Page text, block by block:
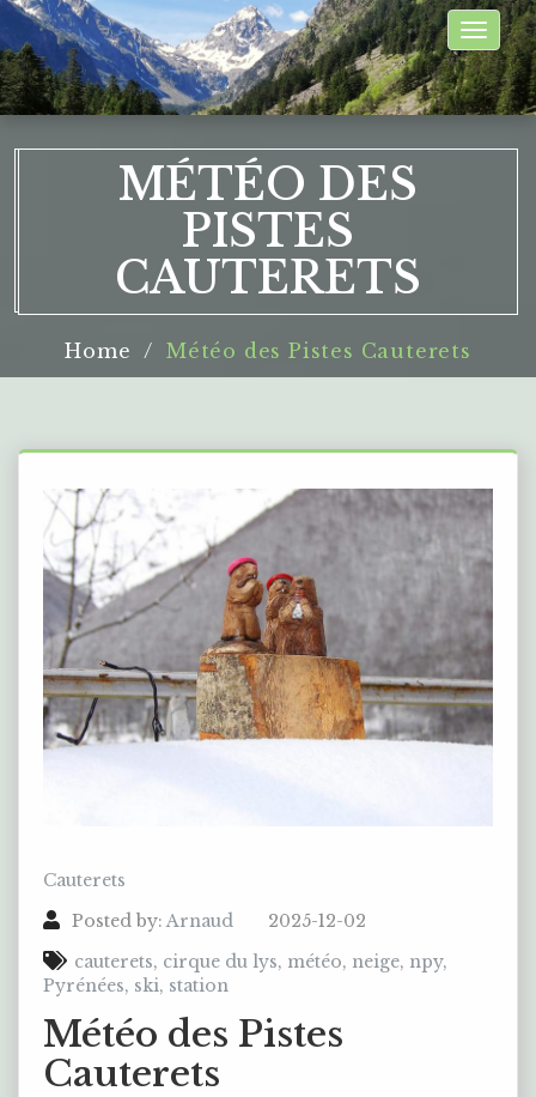
Toggle
MÉTÉO DES
PISTES
CAUTERETS
Home Météo des Pistes Cauterets
Cauterets
Posted by:Arnaud
2025-12-02
cauterets, cirque du lys, météo, neige, npy,
Pyrénées, ski, station
Météo des Pistes
Cauterets